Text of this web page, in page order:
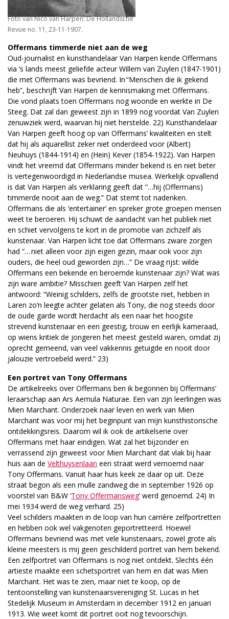
Foto van Nico van Harpen; De Hollandsche
Revue no. 11, 23-11-1907.
Offermans timmerde niet aan de weg
Oud-journalist en kunsthandelaar Van Harpen kende Offermans
via ‘s lands meest geliefde acteur Willem van Zuylen (1847-1901)
die met Offermans was bevriend. In “Menschen die ik gekend
heb”, beschrijft Van Harpen de kennismaking met Offermans.
Die vond plaats toen Offermans nog woonde en werkte in De
Steeg. Dat zal dan geweest zijn in 1899 nog voordat Van Zuylen
zenuwziek werd, waarvan hij niet herstelde. 22) Kunsthandelaar
Van Harpen geeft hoog op van Offermans’ kwaliteiten en stelt
dat hij als aquarellist zeker niet onderdeed voor (Albert)
Neuhuys (1844-1914) en (Hein) Kever (1854-1922). Van Harpen
vindt het vreemd dat Offermans minder bekend is en niet beter
is vertegenwoordigd in Nederlandse musea. Werkelijk opvallend
is dat Van Harpen als verklaring geeft dat “…hij (Offermans)
timmerde nooit aan de weg.” Dat stemt tot nadenken.
Offermans die als ‘entertainer’ en spreker grote groepen mensen
weet te beroeren. Hij schuwt de aandacht van het publiek niet
en schiet vervolgens te kort in de promotie van zichzelf als
kunstenaar. Van Harpen licht toe dat Offermans zware zorgen
had “… niet alleen voor zijn eigen gezin, maar ook voor zijn
ouders, die heel oud geworden zijn…” De vraag rijst: wilde
Offermans een bekende en beroemde kunstenaar zijn? Wat was
zijn ware ambitie? Misschien geeft Van Harpen zelf het
antwoord: “Weinig schilders, zelfs de grootste niet, hebben in
Laren zo’n leegte achter gelaten als Tony, die nog steeds door
de oude garde wordt herdacht als een naar het hoogste
strevend kunstenaar en een geestig, trouw en eerlijk kameraad,
op wiens kritiek de jongeren het meest gesteld waren, omdat zij
oprecht gemeend, van veel vakkennis getuigde en nooit door
jalouzie vertroebeld werd.” 23)
Een portret van Tony Offermans
De artikelreeks over Offermans ben ik begonnen bij Offermans’
leraarschap aan Ars Aemula Naturae. Een van zijn leerlingen was
Mien Marchant. Onderzoek naar leven en werk van Mien
Marchant was voor mij het beginpunt van mijn kunsthistorische
ontdekkingsreis. Daarom wil ik ook de artikelserie over
Offermans met haar eindigen. Wat zal het bijzonder en
verrassend zijn geweest voor Mien Marchant dat vlak bij haar
huis aan de Velthuysenlaan een straat werd vernoemd naar
Tony Offermans. Vanuit haar huis keek ze daar op uit. Deze
straat begon als een mulle zandweg die in september 1926 op
voorstel van B&W ‘Tony Offermansweg’ werd genoemd. 24) In
mei 1934 werd de weg verhard. 25)
Veel schilders maakten in de loop van hun carrière zelfportretten
en hebben ook wel vakgenoten geportretteerd. Hoewel
Offermans bevriend was met vele kunstenaars, zowel grote als
kleine meesters is mij geen geschilderd portret van hem bekend.
Een zelfportret van Offermans is nog niet ontdekt. Slechts één
artieste maakte een schetsportret van hem en dat was Mien
Marchant. Het was te zien, maar niet te koop, op de
tentoonstelling van kunstenaarsvereniging St. Lucas in het
Stedelijk Museum in Amsterdam in december 1912 en januari
1913. Wie weet komt dit portret ooit nog tevoorschijn.